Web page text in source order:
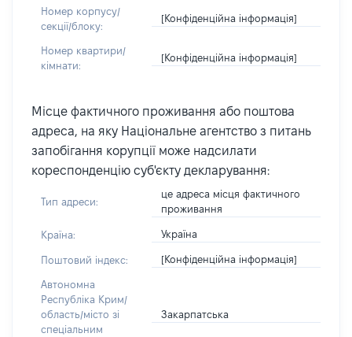
Номер корпусу/
секції/блоку:
[Конфіденційна інформація]
Номер квартири/
кімнати:
[Конфіденційна інформація]
Місце фактичного проживання або поштова
адреса, на яку Національне агентство з питань
запобігання корупції може надсилати
кореспонденцію суб'єкту декларування:
Тип адреси:
це адреса місця фактичного
проживання
Країна: Україна
Поштовий індекс: [Конфіденційна інформація]
Автономна
Республіка Крим/
область/місто зі
спеціальним
Закарпатська